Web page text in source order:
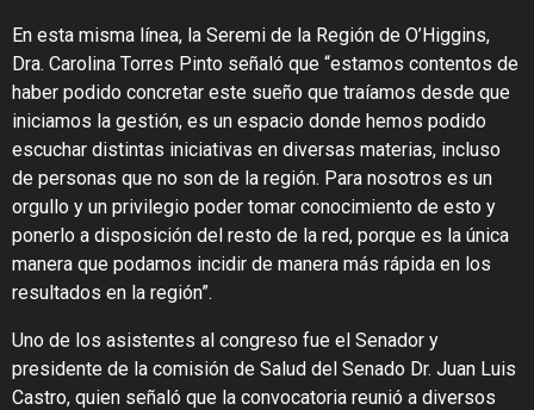
En esta misma línea, la Seremi de la Región de O’Higgins,
Dra. Carolina Torres Pinto señaló que “estamos contentos de
haber podido concretar este sueño que traíamos desde que
iniciamos la gestión, es un espacio donde hemos podido
escuchar distintas iniciativas en diversas materias, incluso
de personas que no son de la región. Para nosotros es un
orgullo y un privilegio poder tomar conocimiento de esto y
ponerlo a disposición del resto de la red, porque es la única
manera que podamos incidir de manera más rápida en los
resultados en la región”.
Uno de los asistentes al congreso fue el Senador y
presidente de la comisión de Salud del Senado Dr. Juan Luis
Castro, quien señaló que la convocatoria reunió a diversos